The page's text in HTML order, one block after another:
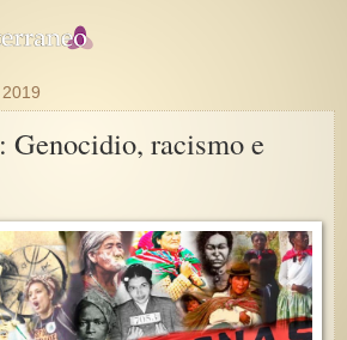
Genocidio, racismo e